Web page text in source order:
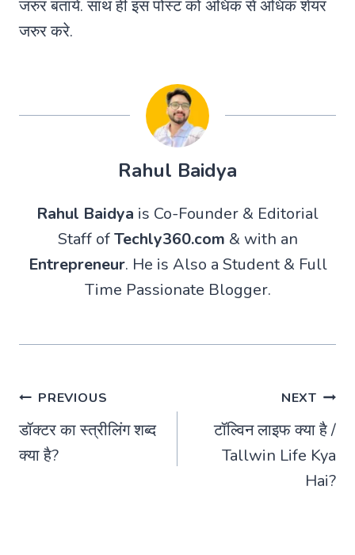
जरुर बताये. साथ ही इस पोस्ट को अधिक से अधिक शेयर
जरुर करे.
Rahul Baidya
Rahul Baidya is Co-Founder & Editorial
Staff ofTechly360.com & with an
Entrepreneur. He is Also a Student & Full
Time Passionate Blogger.
Post
navigation
PREVIOUS
डॉक्टर का स्त्रीलिंग शब्द
क्या है?
NEXT
टॉल्विन लाइफ क्या है /
Tallwin Life Kya
Hai?